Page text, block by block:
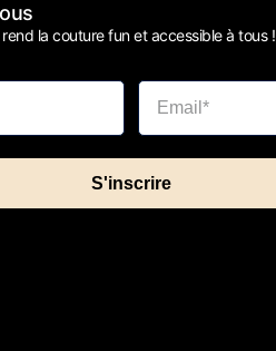
la couture fun et accessible à tous !
S'inscrire